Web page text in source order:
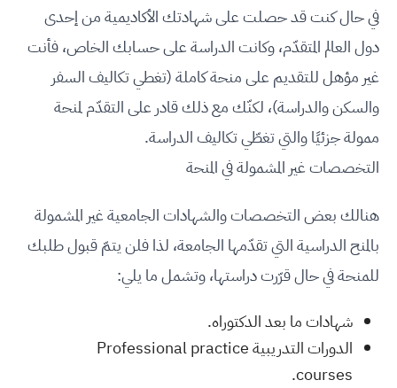
في حال كنت قد حصلت على شهادتك الأكاديمية من إحدى
دول العالم المتقدّم، وكانت الدراسة على حسابك الخاص، فأنت
غير مؤهل للتقديم على منحة كاملة (تغطي تكاليف السفر
والسكن والدراسة)، لكنّك مع ذلك قادر على التقدّم لمنحة
ممولة جزئيًا والتي تغطّي تكاليف الدراسة.
التخصصات غير المشمولة في المنحة
هنالك بعض التخصصات والشهادات الجامعية غير المشمولة
بالمنح الدراسية التي تقدّمها الجامعة، لذا فلن يتمّ قبول طلبك
للمنحة في حال قرّرت دراستها، وتشمل ما يلي:
شهادات ما بعد الدكتوراه.
الدورات التدريبية Professional practice
courses.